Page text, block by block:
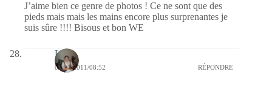
J’aime bien ce genre de photos ! Ce ne sont que des
pieds mais mais les mains encore plus surprenantes je
suis sûre !!!! Bisous et bon WE
Lucia
08/10/2011/08:52 RÉPONDRE